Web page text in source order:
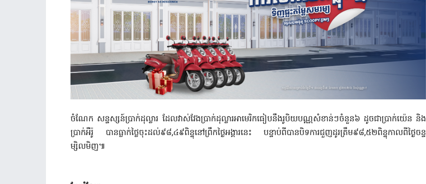
ចំណែក សន្ទស្សន៍ប្រាក់ដុល្លារ ដែលវាស់វែងប្រាក់ដុល្លារអាមេរិកធៀបនឹងរូបិយបណ្ណសំខាន់ៗចំនួន៦ ដូចជាប្រាក់យ៉េន និង
ប្រាក់អឺរ៉ូ បានធ្លាក់ថ្លៃចុះដល់៩៨,៤៩ពិន្ទុនៅព្រឹកថ្ងៃអង្គារនេះ បន្ទាប់ពីបានបិទការជួញដូរត្រឹម៩៨,៥២ពិន្ទុកាលពីថ្ងៃចន្ទ
ម្សិលមិញ៕